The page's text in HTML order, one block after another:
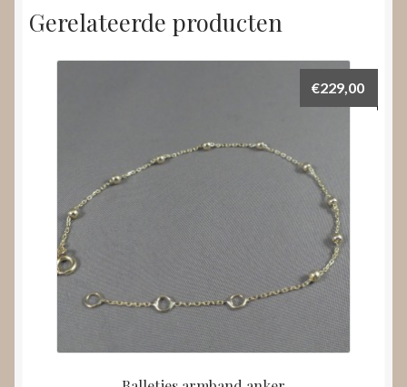
Gerelateerde producten
€229,00